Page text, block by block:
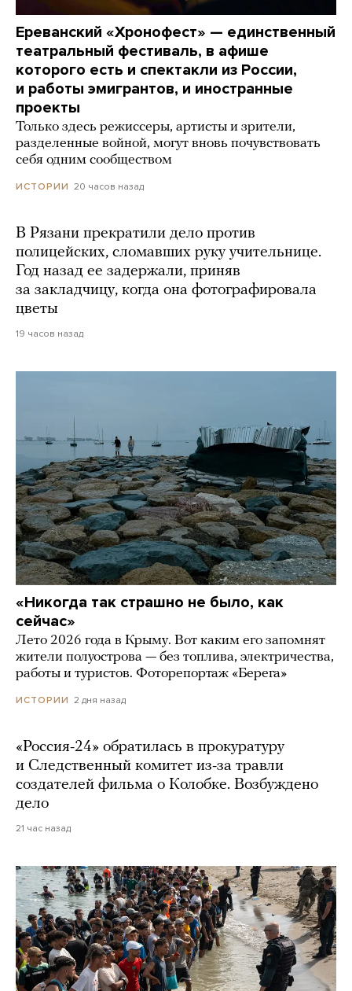
Ереванский «Хронофест» — единственный
театральный фестиваль, в афише
которого есть и спектакли из России,
и работы эмигрантов, и иностранные
проекты
Только здесь режиссеры, артисты и зрители,
разделенные войной, могут вновь почувствовать
себя одним сообществом
ИСТОРИИ 20 часов назад
В Рязани прекратили дело против
полицейских, сломавших руку учительнице.
Год назад ее задержали, приняв
за закладчицу, когда она фотографировала
цветы
19 часов назад
«Никогда так страшно не было, как
сейчас»
Лето 2026 года в Крыму. Вот каким его запомнят
жители полуострова — без топлива, электричества,
работы и туристов. Фоторепортаж «Берега»
ИСТОРИИ 2 дня назад
«Россия-24» обратилась в прокуратуру
и Следственный комитет из-за травли
создателей фильма о Колобке. Возбуждено
дело
21 час назад